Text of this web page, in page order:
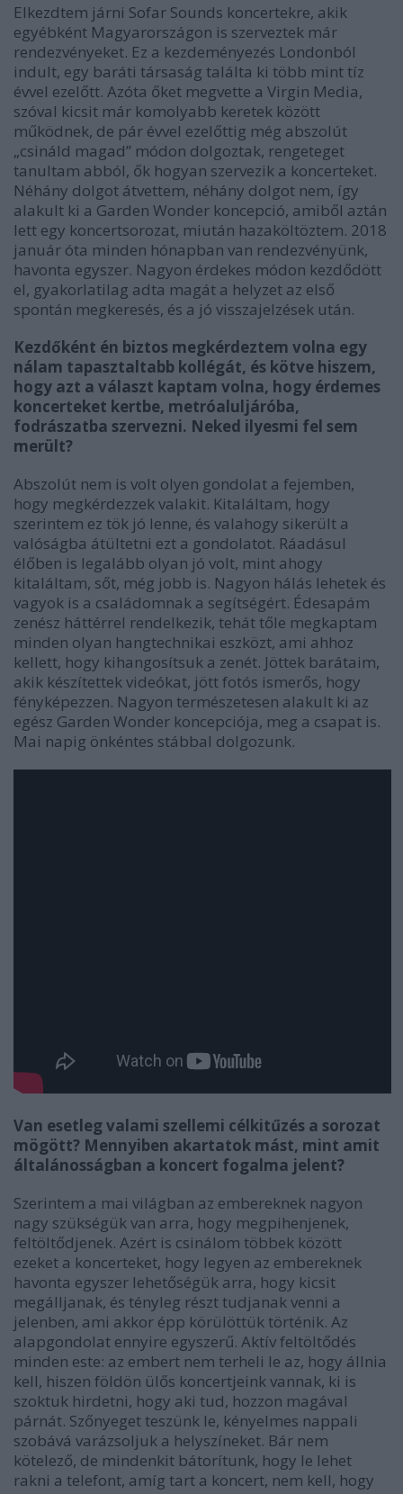
Elkezdtem járni Sofar Sounds koncertekre, akik
egyébként Magyarországon is szerveztek már
rendezvényeket. Ez a kezdeményezés Londonból
indult, egy baráti társaság találta ki több mint tíz
évvel ezelőtt. Azóta őket megvette a Virgin Media,
szóval kicsit már komolyabb keretek között
működnek, de pár évvel ezelőttig még abszolút
„csináld magad” módon dolgoztak, rengeteget
tanultam abból, ők hogyan szervezik a koncerteket.
Néhány dolgot átvettem, néhány dolgot nem, így
alakult ki a Garden Wonder koncepció, amiből aztán
lett egy koncertsorozat, miután hazaköltöztem. 2018
január óta minden hónapban van rendezvényünk,
havonta egyszer. Nagyon érdekes módon kezdődött
el, gyakorlatilag adta magát a helyzet az első
spontán megkeresés, és a jó visszajelzések után.
Kezdőként én biztos megkérdeztem volna egy
nálam tapasztaltabb kollégát, és kötve hiszem,
hogy azt a választ kaptam volna, hogy érdemes
koncerteket kertbe, metróaluljáróba,
fodrászatba szervezni. Neked ilyesmi fel sem
merült?
Abszolút nem is volt olyen gondolat a fejemben,
hogy megkérdezzek valakit. Kitaláltam, hogy
szerintem ez tök jó lenne, és valahogy sikerült a
valóságba átültetni ezt a gondolatot. Ráadásul
élőben is legalább olyan jó volt, mint ahogy
kitaláltam, sőt, még jobb is. Nagyon hálás lehetek és
vagyok is a családomnak a segítségért. Édesapám
zenész háttérrel rendelkezik, tehát tőle megkaptam
minden olyan hangtechnikai eszközt, ami ahhoz
kellett, hogy kihangosítsuk a zenét. Jöttek barátaim,
akik készítettek videókat, jött fotós ismerős, hogy
fényképezzen. Nagyon természetesen alakult ki az
egész Garden Wonder koncepciója, meg a csapat is.
Mai napig önkéntes stábbal dolgozunk.
Van esetleg valami szellemi célkitűzés a sorozat
mögött? Mennyiben akartatok mást, mint amit
általánosságban a koncert fogalma jelent?
Szerintem a mai világban az embereknek nagyon
nagy szükségük van arra, hogy megpihenjenek,
feltöltődjenek. Azért is csinálom többek között
ezeket a koncerteket, hogy legyen az embereknek
havonta egyszer lehetőségük arra, hogy kicsit
megálljanak, és tényleg részt tudjanak venni a
jelenben, ami akkor épp körülöttük történik. Az
alapgondolat ennyire egyszerű. Aktív feltöltődés
minden este: az embert nem terheli le az, hogy állnia
kell, hiszen földön ülős koncertjeink vannak, ki is
szoktuk hirdetni, hogy aki tud, hozzon magával
párnát. Szőnyeget teszünk le, kényelmes nappali
szobává varázsoljuk a helyszíneket. Bár nem
kötelező, de mindenkit bátorítunk, hogy le lehet
rakni a telefont, amíg tart a koncert, nem kell, hogy